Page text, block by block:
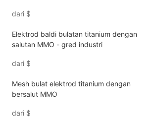
dari $
Elektrod baldi bulatan titanium dengan
salutan MMO - gred industri
dari $
Mesh bulat elektrod titanium dengan
bersalut MMO
dari $